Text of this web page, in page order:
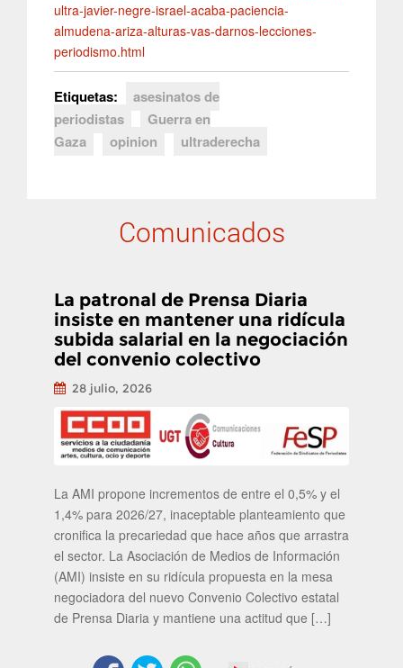
ultra-javier-negre-israel-acaba-paciencia-
almudena-ariza-alturas-vas-darnos-lecciones-
periodismo.html
Etiquetas:
asesinatos de
periodistas
Guerra en
Gaza
opinion ultraderecha
Comunicados
La patronal de Prensa Diaria
insiste en mantener una ridícula
subida salarial en la negociación
del convenio colectivo
28 julio, 2026
La AMI propone incrementos de entre el 0,5% y el
1,4% para 2026/27, inaceptable planteamiento que
cronifica la precariedad que hace años que arrastra
el sector. La Asociación de Medios de Información
(AMI) insiste en su ridícula propuesta en la mesa
negociadora del nuevo Convenio Colectivo estatal
de Prensa Diaria y mantiene una actitud que […]